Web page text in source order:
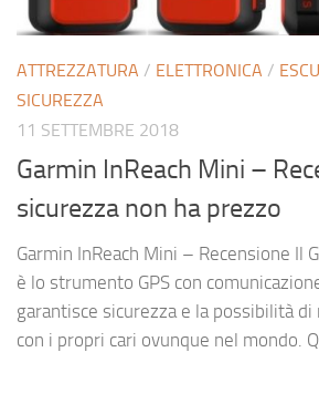
ATTREZZATURA / ELETTRONICA /
SICUREZZA
11 SETTEMBRE 2018
Garmin InReach Mini –
sicurezza non ha prezzo
Garmin InReach Mini – Recensione Il
è lo strumento GPS con
garantisce sicurezza e la possibilità
con i propri cari ovunque nel mondo.